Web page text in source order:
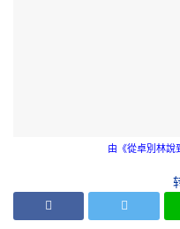
由《從卓別林說